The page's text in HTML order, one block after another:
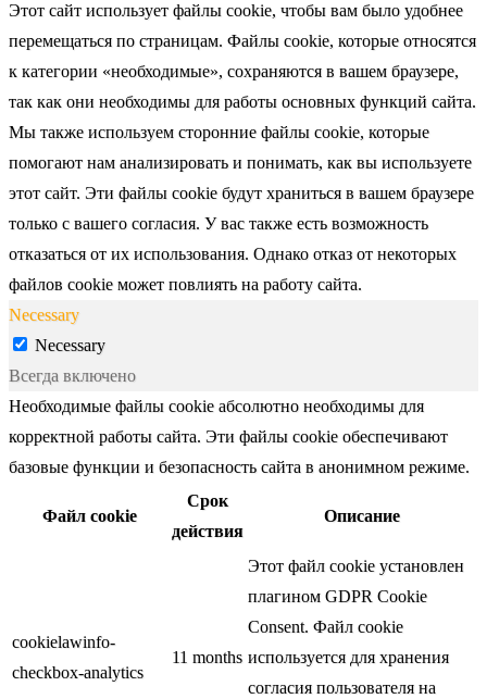
Этот сайт использует файлы cookie, чтобы вам было удобнее
перемещаться по страницам. Файлы cookie, которые относятся
к категории «необходимые», сохраняются в вашем браузере,
так как они необходимы для работы основных функций сайта.
Мы также используем сторонние файлы cookie, которые
помогают нам анализировать и понимать, как вы используете
этот сайт. Эти файлы cookie будут храниться в вашем браузере
только с вашего согласия. У вас также есть возможность
отказаться от их использования. Однако отказ от некоторых
файлов cookie может повлиять на работу сайта.
Necessary
Necessary
Всегда включено
Необходимые файлы cookie абсолютно необходимы для
корректной работы сайта. Эти файлы cookie обеспечивают
базовые функции и безопасность сайта в анонимном режиме.
Файл cookie
Срок
действия
Описание
cookielawinfo-
checkbox-analytics
11 months
Этот файл cookie установлен
плагином GDPR Cookie
Consent. Файл cookie
используется для хранения
согласия пользователя на